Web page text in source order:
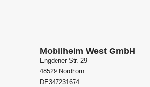
Mobilheim West GmbH
Engdener Str. 29
48529 Nordhorn
DE347231674